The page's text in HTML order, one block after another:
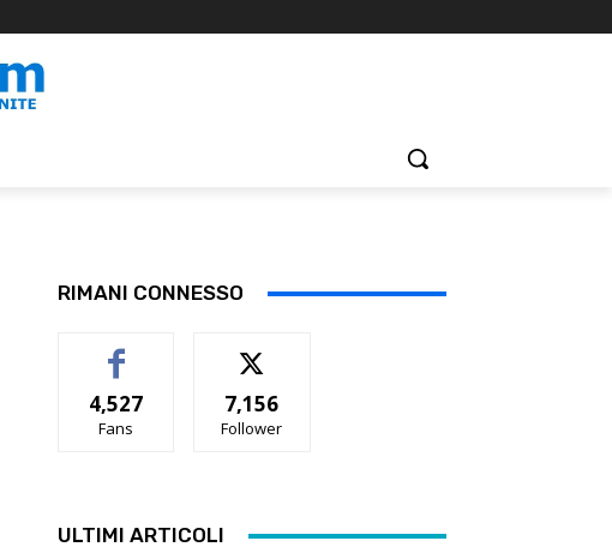
RIMANI CONNESSO
4,527
Fans
7,156
Follower
ULTIMI ARTICOLI